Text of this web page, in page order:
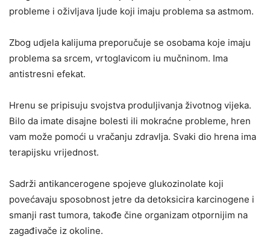
probleme i oživljava ljude koji imaju problema sa astmom.
Zbog udjela kalijuma preporučuje se osobama koje imaju
problema sa srcem, vrtoglavicom iu mučninom. Ima
antistresni efekat.
Hrenu se pripisuju svojstva produljivanja životnog vijeka.
Bilo da imate disajne bolesti ili mokraćne probleme, hren
vam može pomoći u vračanju zdravlja. Svaki dio hrena ima
terapijsku vrijednost.
Sadrži antikancerogene spojeve glukozinolate koji
povećavaju sposobnost jetre da detoksicira karcinogene i
smanji rast tumora, takođe čine organizam otpornijim na
zagađivače iz okoline.